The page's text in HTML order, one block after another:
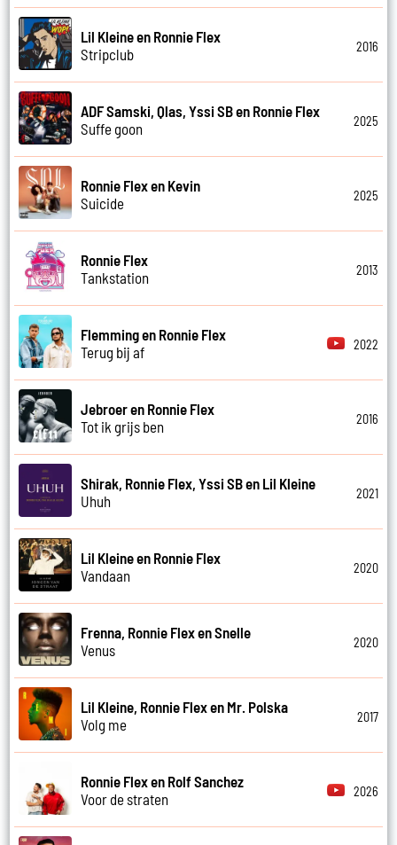
Lil Kleine en Ronnie Flex
Stripclub
2016
ADF Samski, Qlas, Yssi SB en Ronnie Flex
Suffe goon
2025
Ronnie Flex en Kevin
Suicide
2025
Ronnie Flex
Tankstation
2013
Flemming en Ronnie Flex
Terug bij af
2022
Jebroer en Ronnie Flex
Tot ik grijs ben
2016
Shirak, Ronnie Flex, Yssi SB en Lil Kleine
Uhuh
2021
Lil Kleine en Ronnie Flex
Vandaan
2020
Frenna, Ronnie Flex en Snelle
Venus
2020
Lil Kleine, Ronnie Flex en Mr. Polska
Volg me
2017
Ronnie Flex en Rolf Sanchez
Voor de straten
2026